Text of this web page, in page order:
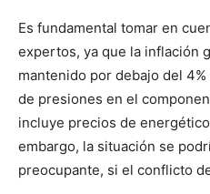
Es fundamental tomar en
expertos, ya que la inflación
mantenido por debajo del
de presiones en el
incluye precios de
embargo, la situación se
preocupante, si el conflicto